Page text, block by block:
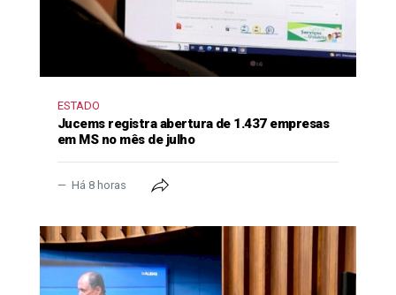
ESTADO
Jucems registra abertura de 1.437 empresas
em MS no mês de julho
Há 8 horas